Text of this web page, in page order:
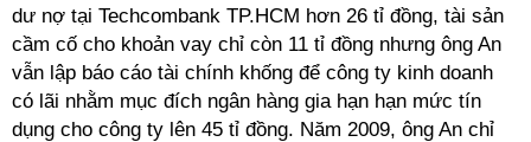
dư nợ tại Techcombank TP.HCM hơn 26 tỉ đồng, tài sản
cầm cố cho khoản vay chỉ còn 11 tỉ đồng nhưng ông An
vẫn lập báo cáo tài chính khống để công ty kinh doanh
có lãi nhằm mục đích ngân hàng gia hạn hạn mức tín
dụng cho công ty lên 45 tỉ đồng. Năm 2009, ông An chỉ